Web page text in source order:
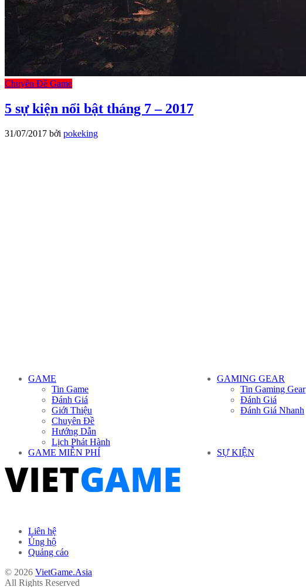
Chuyên Đề Game
5 sự kiện nổi bật tháng 7 – 2017
31/07/2017 bởi pokeking
GAME
Tin Game
Đánh Giá
Giới Thiệu
Chuyên Đề
Hướng Dẫn
Lịch Phát Hành
GAMING GEAR
Tin Gaming Gear
Đánh Giá
Đánh Giá Nhanh
GAME MIỄN PHÍ SỰ KIỆN
Liên hệ
Ủng hộ
Quảng cáo
© 2026 VietGame.Asia
All Rights Reserved